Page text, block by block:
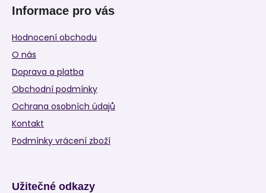
Informace pro vás
Hodnocení obchodu
O nás
Doprava a platba
Obchodní podmínky
Ochrana osobních údajů
Kontakt
Podmínky vrácení zboží
Užitečné odkazy